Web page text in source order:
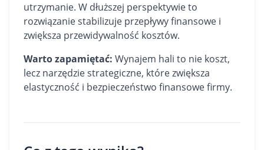
utrzymanie. W dłuższej perspektywie to
rozwiązanie stabilizuje przepływy finansowe i
zwiększa przewidywalność kosztów.
Warto zapamiętać: Wynajem hali to nie koszt,
lecz narzędzie strategiczne, które zwiększa
elastyczność i bezpieczeństwo finansowe firmy.